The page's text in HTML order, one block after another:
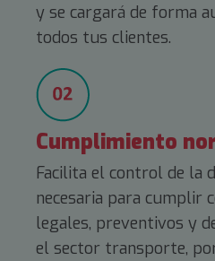
y se cargará de forma
todos tus clientes.
Cumplimiento
Facilita el control de la
necesaria para cumplir
legales, preventivos y
el sector transporte,